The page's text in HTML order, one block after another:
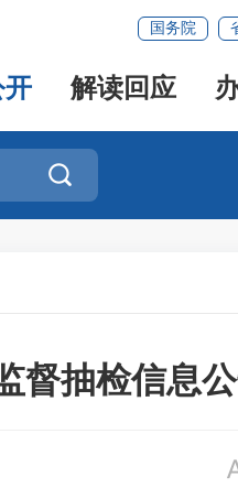
国务院
开 解读回应

抽检信息公